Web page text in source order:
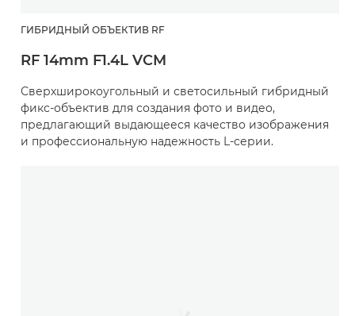
ГИБРИДНЫЙ ОБЪЕКТИВ RF
RF 14mm F1.4L VCM
Сверхширокоугольный и светосильный гибридный
фикс-объектив для создания фото и видео,
предлагающий выдающееся качество изображения
и профессиональную надежность L-серии.